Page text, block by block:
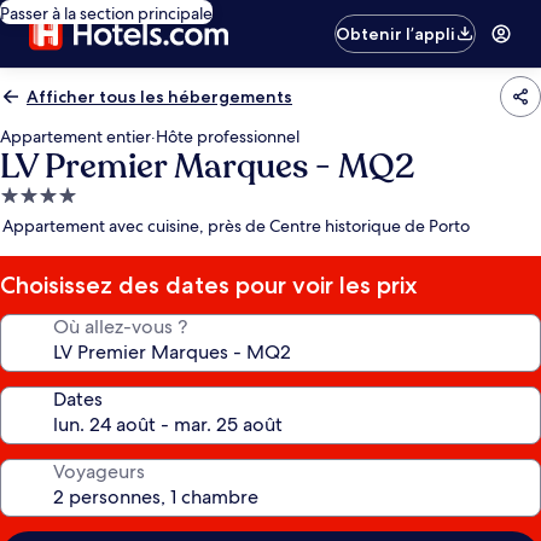
Passer à la section principale
Obtenir l’appli
Afficher tous les hébergements
Appartement entier·Hôte professionnel
LV Premier Marques - MQ2
Hébergement
4.0 étoiles
Appartement avec cuisine, près de Centre historique de Porto
Choisissez des dates pour voir les prix
Où allez-vous ?
Dates
Voyageurs